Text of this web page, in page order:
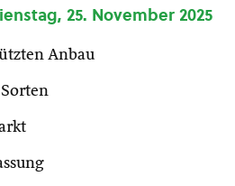
25. November 2025
Anbau